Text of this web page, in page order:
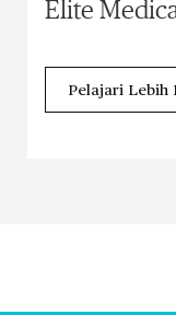
Elite
Pelajari Lebih